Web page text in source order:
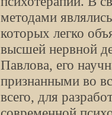
методами
которых легко
высшей нервной
Павлова, его
признанными во
всего, для